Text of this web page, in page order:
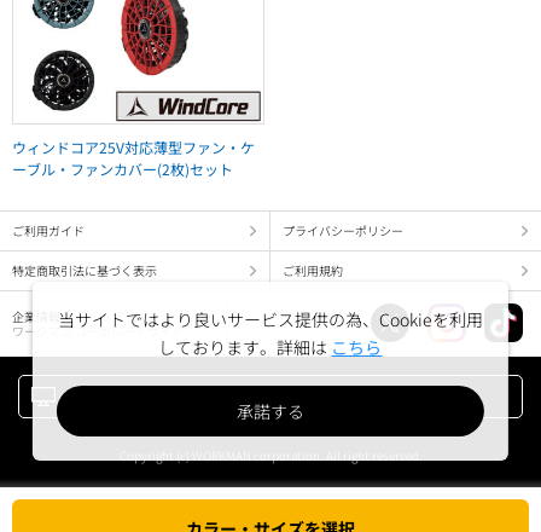
ウィンドコア25V対応薄型ファン・ケ
ーブル・ファンカバー(2枚)セット
ご利用ガイド プライバシーポリシー
特定商取引法に基づく表示 ご利用規約
企業情報
ワークマン コーポレートサイト
当サイトではより良いサービス提供の為、Cookieを利用
しております。詳細は こちら
承諾する